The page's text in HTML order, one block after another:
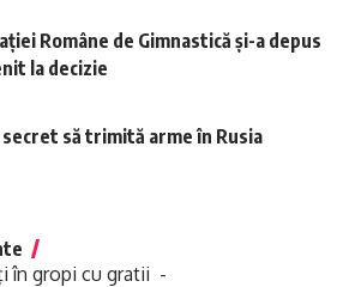
Române de Gimnastică și-a depus
la decizie
secret să trimită arme în Rusia
în gropi cu gratii -